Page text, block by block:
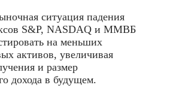
ситуация падения
S&P, NASDAQ и ММВБ
на меньших
активов, увеличивая
и размер
дохода в будущем.